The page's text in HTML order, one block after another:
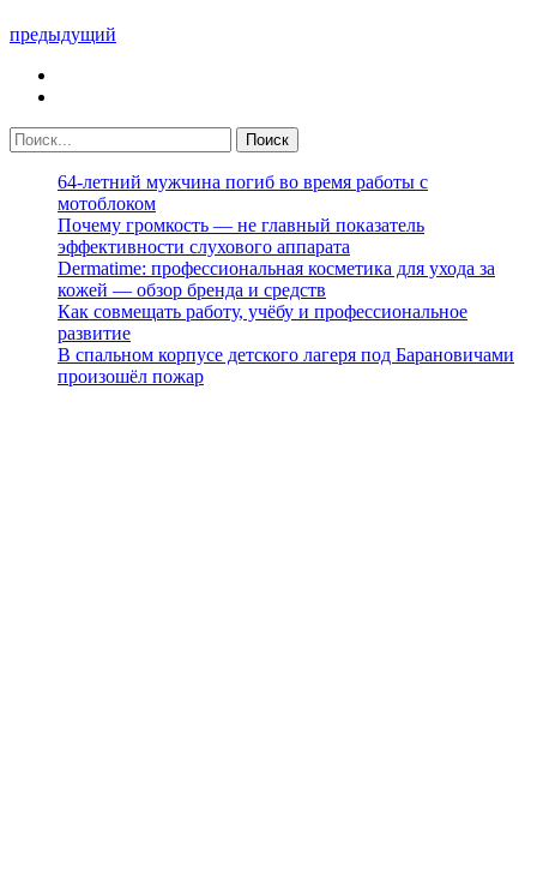
предыдущий
64-летний мужчина погиб во время работы с
мотоблоком
Почему громкость — не главный показатель
эффективности слухового аппарата
Dermatime: профессиональная косметика для ухода за
кожей — обзор бренда и средств
Как совмещать работу, учёбу и профессиональное
развитие
В спальном корпусе детского лагеря под Барановичами
произошёл пожар